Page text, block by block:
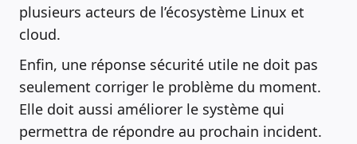
plusieurs acteurs de l’écosystème Linux et
cloud.
Enfin, une réponse sécurité utile ne doit pas
seulement corriger le problème du moment.
Elle doit aussi améliorer le système qui
permettra de répondre au prochain incident.